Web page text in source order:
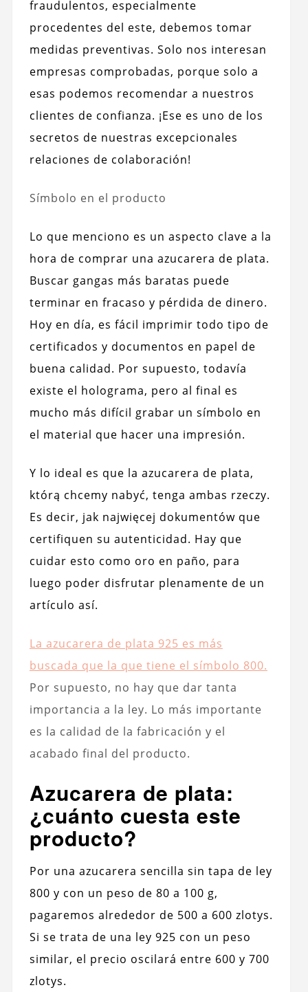
fraudulentos, especialmente
procedentes del este, debemos tomar
medidas preventivas. Solo nos interesan
empresas comprobadas, porque solo a
esas podemos recomendar a nuestros
clientes de confianza. ¡Ese es uno de los
secretos de nuestras excepcionales
relaciones de colaboración!
Símbolo en el producto
Lo que menciono es un aspecto clave a la
hora de comprar una azucarera de plata.
Buscar gangas más baratas puede
terminar en fracaso y pérdida de dinero.
Hoy en día, es fácil imprimir todo tipo de
certificados y documentos en papel de
buena calidad. Por supuesto, todavía
existe el holograma, pero al final es
mucho más difícil grabar un símbolo en
el material que hacer una impresión.
Y lo ideal es que la azucarera de plata,
którą chcemy nabyć, tenga ambas rzeczy.
Es decir, jak najwięcej dokumentów que
certifiquen su autenticidad. Hay que
cuidar esto como oro en paño, para
luego poder disfrutar plenamente de un
artículo así.
La azucarera de plata 925 es más
buscada que la que tiene el símbolo 800.
Por supuesto, no hay que dar tanta
importancia a la ley. Lo más importante
es la calidad de la fabricación y el
acabado final del producto.
Azucarera de plata:
¿cuánto cuesta este
producto?
Por una azucarera sencilla sin tapa de ley
800 y con un peso de 80 a 100 g,
pagaremos alrededor de 500 a 600 zlotys.
Si se trata de una ley 925 con un peso
similar, el precio oscilará entre 600 y 700
zlotys.